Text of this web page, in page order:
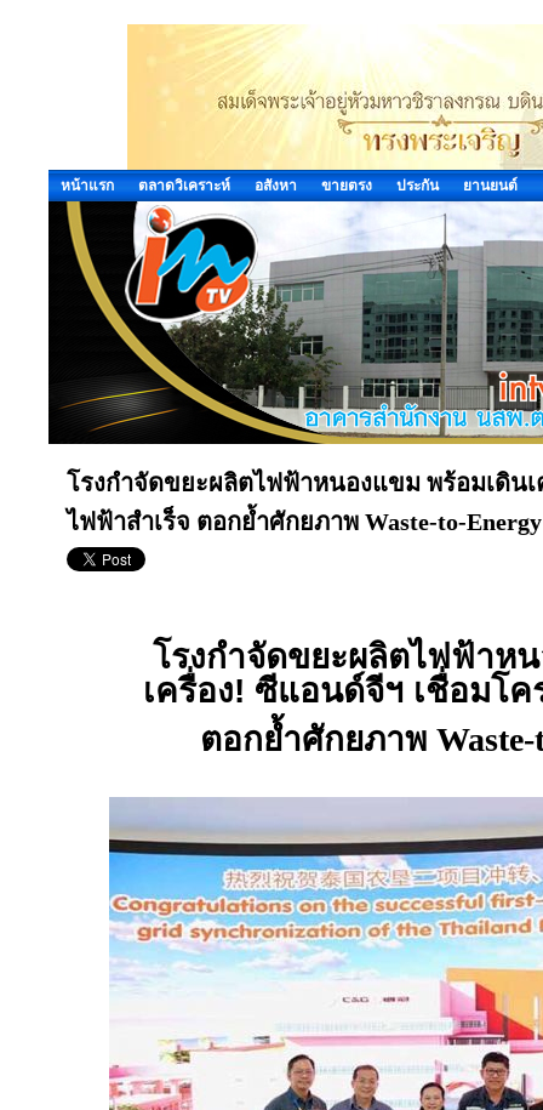
หน้าแรก ตลาดวิเคราะห์ อสังหา ขายตรง ประกัน ยานยนต์
โรงกำจัดขยะผลิตไฟฟ้าหนองแขม พร้อมเดิน
ไฟฟ้าสำเร็จ ตอกย้ำศักยภาพ Waste-to-
โรงกำจัดขยะผลิตไฟฟ้าห
เครื่อง! ซีแอนด์จีฯ เชื่อมโค
ตอกย้ำศักยภาพ